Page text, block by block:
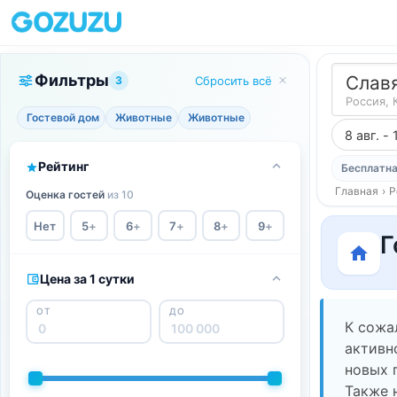
Фильтры 3 Сбросить всё
Гостевой дом Животные Животные
Рейтинг
Оценка гостей из 10
Нет 5+ 6+ 7+ 8+ 9+
Цена за 1 сутки
ОТ ДО
Россия,
8 авг. -
Главная ›
К
новых
Также